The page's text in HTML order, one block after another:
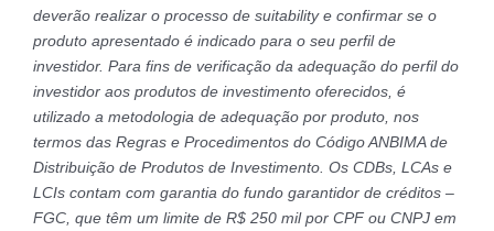
deverão realizar o processo de suitability e confirmar se o
produto apresentado é indicado para o seu perfil de
investidor. Para fins de verificação da adequação do perfil do
investidor aos produtos de investimento oferecidos, é
utilizado a metodologia de adequação por produto, nos
termos das Regras e Procedimentos do Código ANBIMA de
Distribuição de Produtos de Investimento. Os CDBs, LCAs e
LCIs contam com garantia do fundo garantidor de créditos –
FGC, que têm um limite de R$ 250 mil por CPF ou CNPJ em